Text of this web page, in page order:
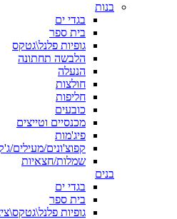
בנות
בגדי ים
בית ספר
גופיות פלנל\גטקס
הלבשה תחתונה
הנעלה
חולצות
חליפות
כובעים
מכנסיים וטייצים
פיג'מות
קפוצ'ונים/מעילים/
שמלות/חצאיות
בנים
בגדי ים
בית ספר
גופיות